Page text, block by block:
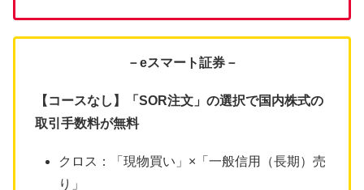
－eスマート証券－
【コースなし】「SOR注文」の選択で国内株式の
取引手数料が無料
クロス：「現物買い」×「一般信用（長期）売
り」